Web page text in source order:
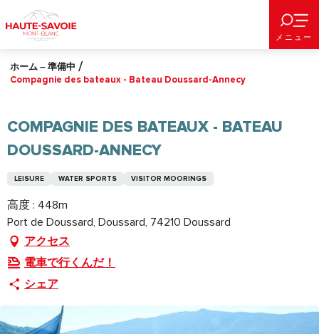
au
contenu
principal
メニュー
ホーム – 準備中
Compagnie des bateaux - Bateau Doussard-Annecy
COMPAGNIE DES BATEAUX - BATEAU
DOUSSARD-ANNECY
LEISURE WATER SPORTS VISITOR MOORINGS
高度 : 448m
Port de Doussard, Doussard, 74210 Doussard
アクセス
電車で行くんだ！
シェア